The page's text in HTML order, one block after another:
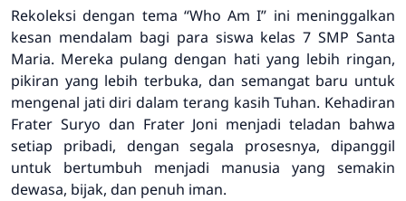
Rekoleksi dengan tema “Who Am I” ini meninggalkan
kesan mendalam bagi para siswa kelas 7 SMP Santa
Maria. Mereka pulang dengan hati yang lebih ringan,
pikiran yang lebih terbuka, dan semangat baru untuk
mengenal jati diri dalam terang kasih Tuhan. Kehadiran
Frater Suryo dan Frater Joni menjadi teladan bahwa
setiap pribadi, dengan segala prosesnya, dipanggil
untuk bertumbuh menjadi manusia yang semakin
dewasa, bijak, dan penuh iman.